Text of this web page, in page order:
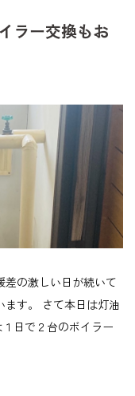
ラー交換もお
の激しい日が続いて
ます。 さて本日は灯油
日で２台のボイラー